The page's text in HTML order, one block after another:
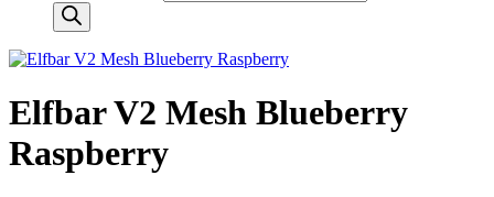
Elfbar V2 Mesh Blueberry
Raspberry